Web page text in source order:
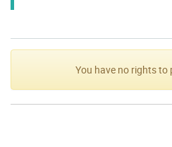
You have no rights